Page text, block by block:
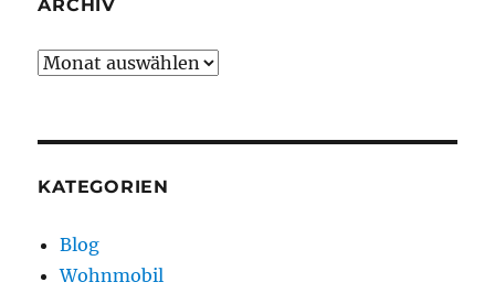
ARCHIV
Archiv
KATEGORIEN
Blog
Wohnmobil